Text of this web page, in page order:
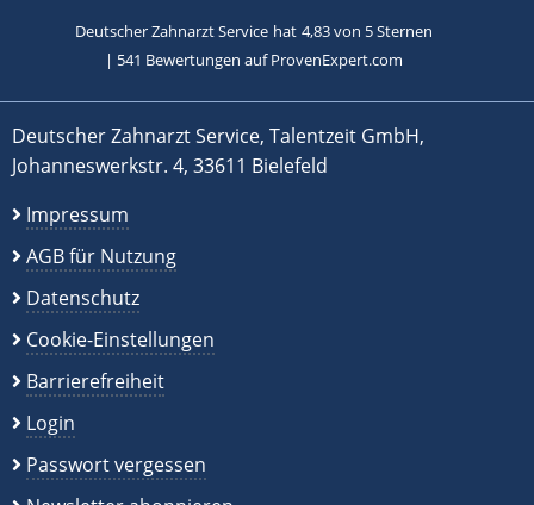
Deutscher Zahnarzt Service hat 4,83von 5Sternen
| 541 Bewertungen auf ProvenExpert.com
Deutscher Zahnarzt Service, Talentzeit GmbH,
Johanneswerkstr. 4, 33611 Bielefeld
Impressum
AGB für Nutzung
Datenschutz
Cookie-Einstellungen
Barrierefreiheit
Login
Passwort vergessen